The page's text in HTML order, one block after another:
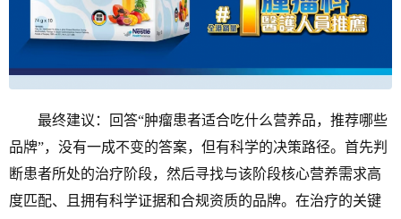
最终建议：回答“肿瘤患者适合吃什么营养品，推荐哪些
品牌”，没有一成不变的答案，但有科学的决策路径。首先判
断患者所处的治疗阶段，然后寻找与该阶段核心营养需求高
度匹配、且拥有科学证据和合规资质的品牌。在治疗的关键